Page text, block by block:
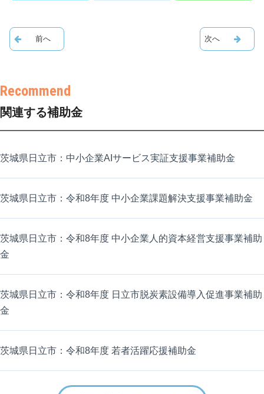
関連する補助金
茨城県日立市：中小企業AIサービス実証支援事業補助金
茨城県日立市：令和8年度 中小企業課題解決支援事業補助金
茨城県日立市：令和8年度 中小企業人的資本経営支援事業補助
金
茨城県日立市：令和8年度 日立市脱炭素設備導入促進事業補助
金
茨城県日立市：令和8年度 若者活躍応援補助金